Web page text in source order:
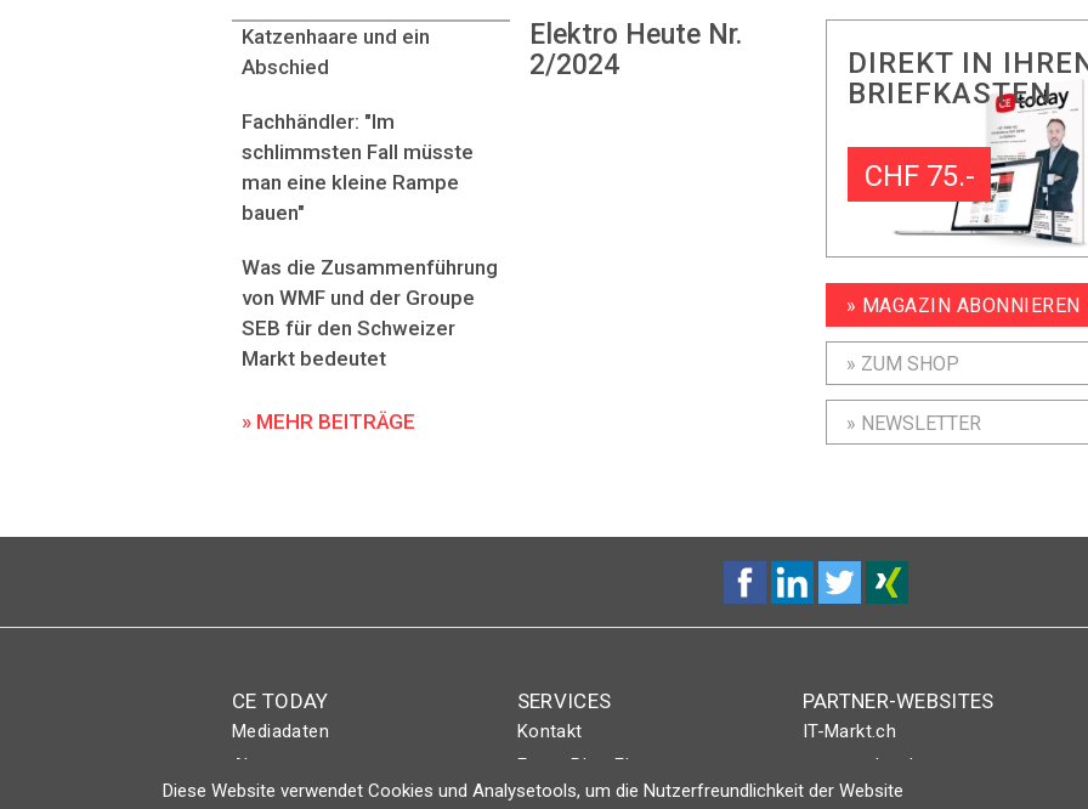
Elektro Heute Nr.
2/2024
Katzenhaare und ein
Abschied
Fachhändler: "Im
schlimmsten Fall müsste
man eine kleine Rampe
bauen"
Was die Zusammenführung
von WMF und der Groupe
SEB für den Schweizer
Markt bedeutet
» MEHR BEITRÄGE
DIREKT IN
BRIEFKASTEN
CHF 75.-
» MAGAZIN ABONNIEREN
» ZUM SHOP
» NEWSLETTER
CE TODAY
Mediadaten
Abo
Magazin
SERVICES
Kontakt
Event-Plus-Eintrag
Login
PARTNER-WEBSITES
IT-Markt.ch
netzwoche.ch
ICTjournal
Diese Website verwendet Cookies und Analysetools, um die Nutzerfreundlichkeit der Website